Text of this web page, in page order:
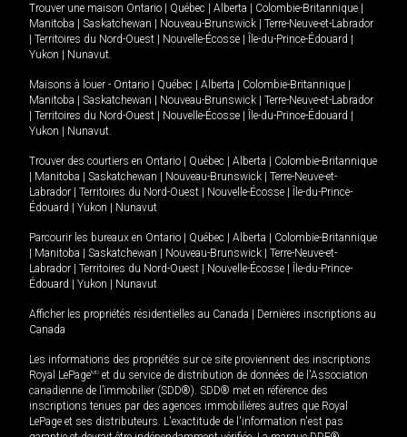
Trouver une maison Ontario | Québec | Alberta | Colombie-Britannique |
Manitoba | Saskatchewan | Nouveau-Brunswick | Terre-Neuve-et-Labrador
| Territoires du Nord-Ouest | Nouvelle-Écosse | Île-du-Prince-Édouard |
Yukon | Nunavut.
Maisons à louer - Ontario | Québec | Alberta | Colombie-Britannique |
Manitoba | Saskatchewan | Nouveau-Brunswick | Terre-Neuve-et-Labrador
| Territoires du Nord-Ouest | Nouvelle-Écosse | Île-du-Prince-Édouard |
Yukon | Nunavut.
Trouver des courtiers en Ontario | Québec | Alberta | Colombie-Britannique
| Manitoba | Saskatchewan | Nouveau-Brunswick | Terre-Neuve-et-
Labrador | Territoires du Nord-Ouest | Nouvelle-Écosse | Île-du-Prince-
Édouard | Yukon | Nunavut
Parcourir les bureaux en Ontario | Québec | Alberta | Colombie-Britannique
| Manitoba | Saskatchewan | Nouveau-Brunswick | Terre-Neuve-et-
Labrador | Territoires du Nord-Ouest | Nouvelle-Écosse | Île-du-Prince-
Édouard | Yukon | Nunavut
Afficher les propriétés résidentielles au Canada | Dernières inscriptions au
Canada
Les informations des propriétés sur ce site proviennent des inscriptions
Royal LePageMD et du service de distribution de données de l'Association
canadienne de l’immobilier (SDD®). SDD® met en référence des
inscriptions tenues par des agences immobilières autres que Royal
LePage et ses distributeurs. L'exactitude de l'information n'est pas